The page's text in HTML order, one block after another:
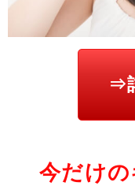
⇒
今だけの